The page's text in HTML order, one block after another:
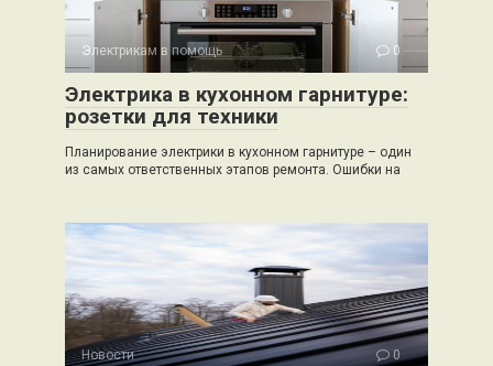
Электрикам в помощь 0
Электрика в кухонном гарнитуре:
розетки для техники
Планирование электрики в кухонном гарнитуре – один
из самых ответственных этапов ремонта. Ошибки на
Новости 0